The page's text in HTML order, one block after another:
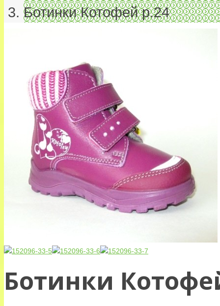
Ботинки Котофей р.24
Ботинки